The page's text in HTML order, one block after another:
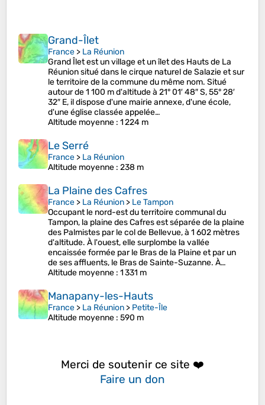
Grand-Îlet
France > La Réunion
Grand Îlet est un village et un îlet des Hauts de La
Réunion situé dans le cirque naturel de Salazie et sur
le territoire de la commune du même nom. Situé
autour de 1 100 m d'altitude à 21° 01′ 48″ S, 55° 28′
32″ E, il dispose d'une mairie annexe, d'une école,
d'une église classée appelée…
Altitude moyenne : 1 224 m
Le Serré
France > La Réunion
Altitude moyenne : 238 m
La Plaine des Cafres
France > La Réunion > Le Tampon
Occupant le nord-est du territoire communal du
Tampon, la plaine des Cafres est séparée de la plaine
des Palmistes par le col de Bellevue, à 1 602 mètres
d'altitude. À l'ouest, elle surplombe la vallée
encaissée formée par le Bras de la Plaine et par un
de ses affluents, le Bras de Sainte-Suzanne. À…
Altitude moyenne : 1 331 m
Manapany-les-Hauts
France > La Réunion > Petite-Île
Altitude moyenne : 590 m
Merci de soutenir ce site ❤️
Faire un don